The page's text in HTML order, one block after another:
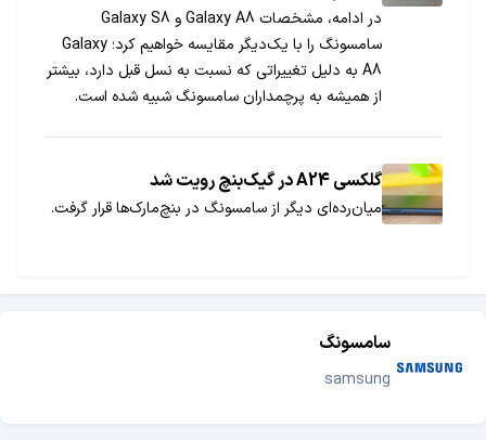
در ادامه، مشخصات Galaxy A8 و Galaxy S8
سامسونگ را با یک‌دیگر مقایسه خواهیم کرد؛ Galaxy
A8 به دلیل تغییراتی که نسبت به نسل قبل دارد، بیشتر
از همیشه به پرچمداران سامسونگ شبیه شده است.
گلکسی A24 در گیک‌بنچ رویت شد
میان‌رده‌ای دیگر از سامسونگ در بنچ‌مارک‌ها قرار گرفت.
سامسونگ
samsung